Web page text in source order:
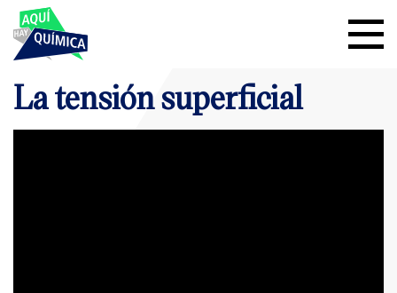
La tensión superficial